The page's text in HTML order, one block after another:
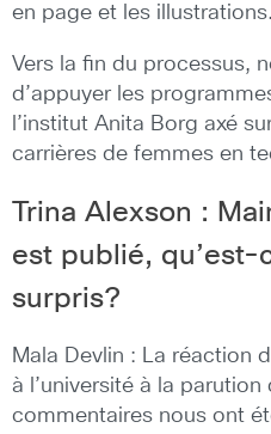
en page et les illustrations.
Vers la fin du processus,
d’appuyer les
l’institut Anita Borg axé
carrières de femmes en
Trina Alexson :
est publié, qu’est-
surpris?
Mala Devlin : La réaction
à l’université à la parution
commentaires nous ont